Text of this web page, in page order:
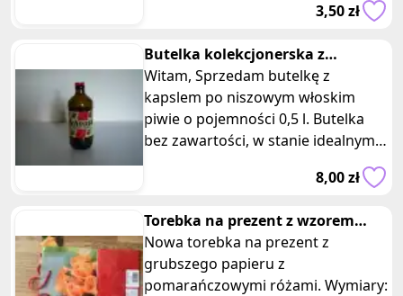
3,50 zł
Butelka kolekcjonerska z
kapslem Ichnusa
Witam, Sprzedam butelkę z
kapslem po niszowym włoskim
piwie o pojemności 0,5 l. Butelka
bez zawartości, w stanie idealnym,
bez uszkodzeń. Unikatowa butelk
8,00 zł
Torebka na prezent z wzorem
kwiatów
Nowa torebka na prezent z
grubszego papieru z
pomarańczowymi różami. Wymiary: